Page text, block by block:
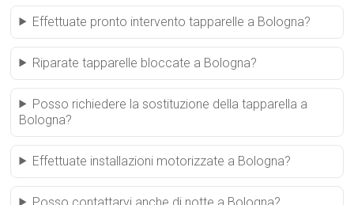
Effettuate pronto intervento tapparelle a Bologna?
Riparate tapparelle bloccate a Bologna?
Posso richiedere la sostituzione della tapparella a
Bologna?
Effettuate installazioni motorizzate a Bologna?
Posso contattarvi anche di notte a Bologna?